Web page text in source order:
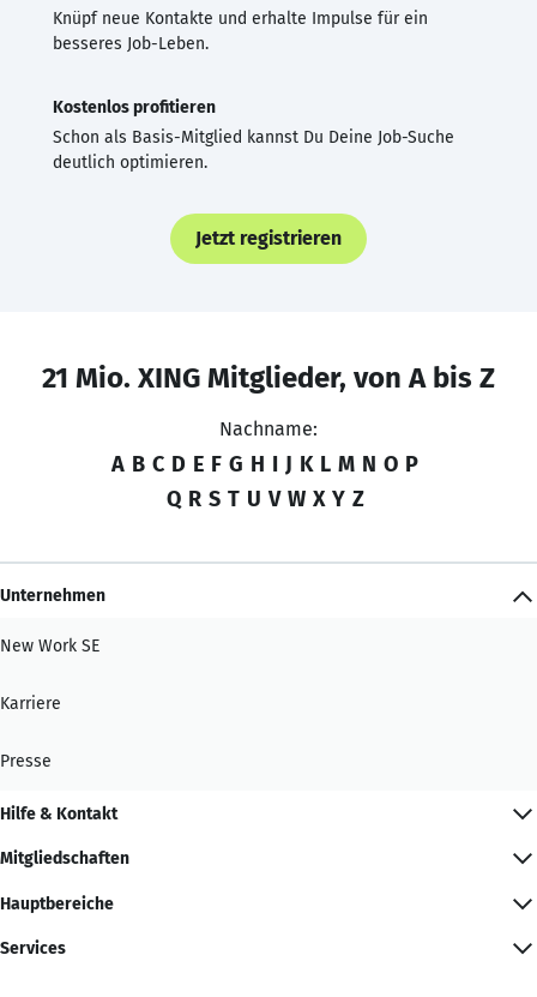
Knüpf neue Kontakte und erhalte Impulse für ein
besseres Job-Leben.
Kostenlos profitieren
Schon als Basis-Mitglied kannst Du Deine Job-Suche
deutlich optimieren.
Jetzt registrieren
21 Mio. XING Mitglieder, von A bis Z
Nachname:
A B C D E F G H I J K L M N O P
Q R S T U V W X Y Z
Unternehmen
New Work SE
Karriere
Presse
Hilfe & Kontakt
Mitgliedschaften
Hauptbereiche
Services